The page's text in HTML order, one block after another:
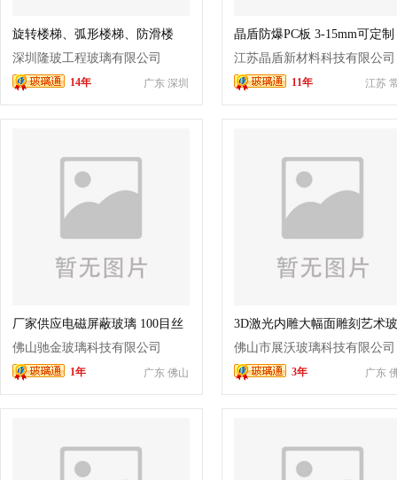
旋转楼梯、弧形楼梯、防滑楼
梯、玻璃楼梯、热弯玻璃、多曲
玻璃、弯钢玻璃
深圳隆玻工程玻璃有限公司
广东 深圳
14年
晶盾防爆PC板 3-15mm可定制
江苏晶盾新材料科技有限公司
江苏
11年
厂家供应电磁屏蔽玻璃 100目丝
网屏蔽玻璃
佛山驰金玻璃科技有限公司
广东 佛山
1年
3D激光内雕大幅面雕刻艺术
隔断 超白玻璃内部雕刻各类
佛山市展沃玻璃科技有限公司
广东
3年